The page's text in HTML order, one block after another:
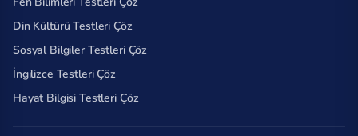
Din Kültürü Testleri Çöz
Sosyal Bilgiler Testleri Çöz
İngilizce Testleri Çöz
Hayat Bilgisi Testleri Çöz